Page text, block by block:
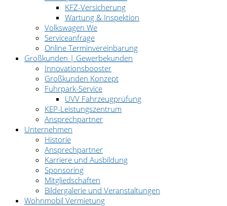
KFZ-Versicherung
Wartung & Inspektion
Volkswagen We
Serviceanfrage
Online Terminvereinbarung
Großkunden | Gewerbekunden
Innovationsbooster
Großkunden Konzept
Fuhrpark-Service
UVV Fahrzeugprüfung
KEP-Leistungszentrum
Ansprechpartner
Unternehmen
Historie
Ansprechpartner
Karriere und Ausbildung
Sponsoring
Mitgliedschaften
Bildergalerie und Veranstaltungen
Wohnmobil Vermietung